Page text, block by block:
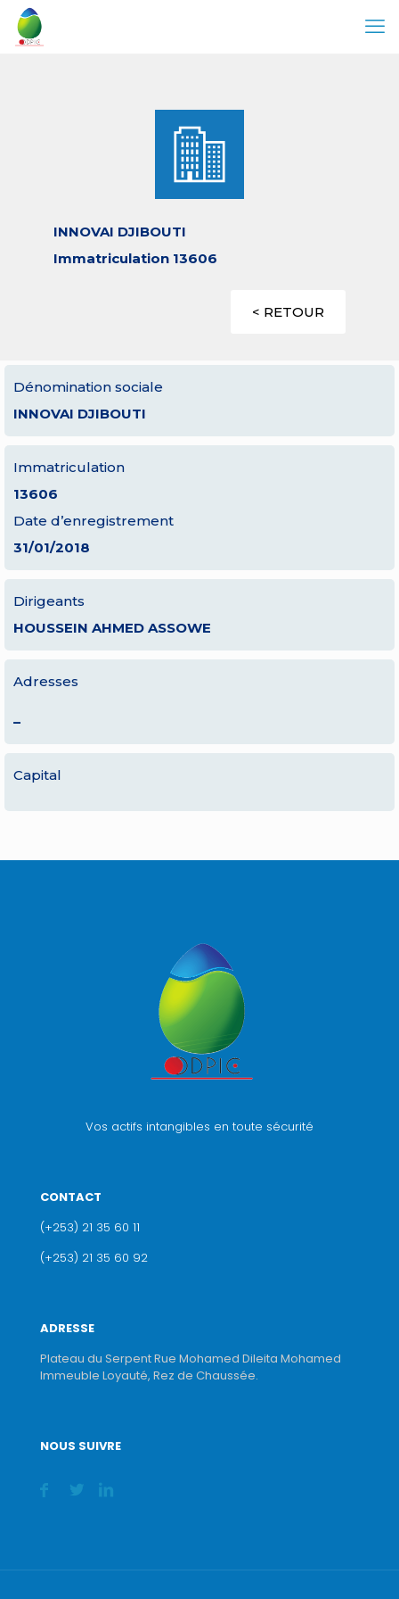
INNOVAI DJIBOUTI
Immatriculation 13606
< RETOUR
Dénomination sociale
INNOVAI DJIBOUTI
Immatriculation
13606
Date d’enregistrement
31/01/2018
Dirigeants
HOUSSEIN AHMED ASSOWE
Adresses
–
Capital
Vos actifs intangibles en toute sécurité
CONTACT
(+253) 21 35 60 11
(+253) 21 35 60 92
ADRESSE
Plateau du Serpent Rue Mohamed Dileita Mohamed
Immeuble Loyauté, Rez de Chaussée.
NOUS SUIVRE